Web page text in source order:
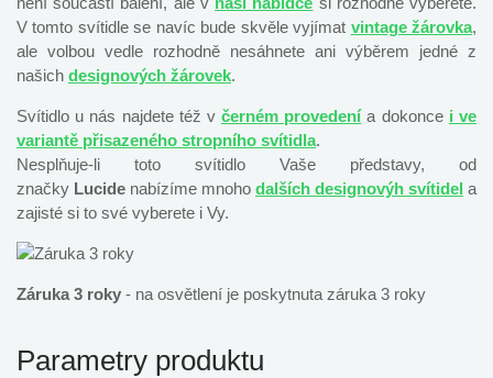
V tomto svítidle se navíc bude skvěle vyjímat vintage žárovka,
ale volbou vedle rozhodně nesáhnete ani výběrem jedné z
našich designových žárovek.
Svítidlo u nás najdete též včerném provedenía dokonce i ve
variantě přisazeného stropního svítidla.
Nesplňuje-li toto svítidlo Vaše představy, od
značky Lucide nabízíme mnoho dalších designovýh svítidel a
zajisté si to své vyberete i Vy.
Záruka 3 roky - na osvětlení je poskytnuta záruka 3 roky
Parametry produktu